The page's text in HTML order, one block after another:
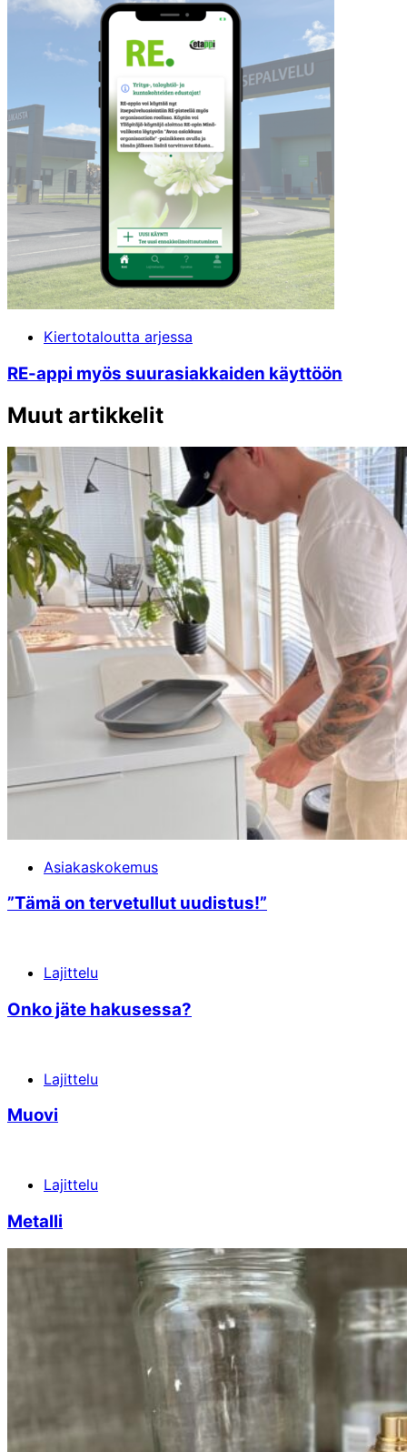
Kiertotaloutta arjessa
RE-appi myös suur­asiakkai­den käyttöön
Muut artikkelit
Asiakaskokemus
”Tämä on terve­tullut uudistus!”
Lajittelu
Onko jäte hakusessa?
Lajittelu
Muovi
Lajittelu
Metalli